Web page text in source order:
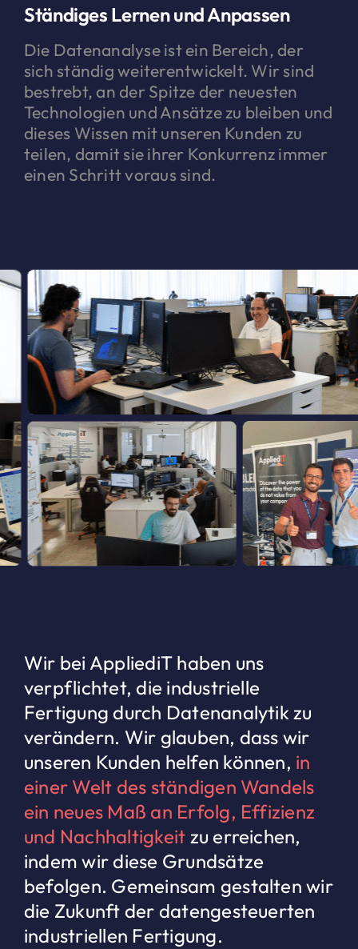
Ständiges Lernen und Anpassen
Die Datenanalyse ist ein Bereich, der
sich ständig weiterentwickelt. Wir sind
bestrebt, an der Spitze der neuesten
Technologien und Ansätze zu bleiben und
dieses Wissen mit unseren Kunden zu
teilen, damit sie ihrer Konkurrenz immer
einen Schritt voraus sind.
Wir bei AppliediT haben uns
verpflichtet, die industrielle
Fertigung durch Datenanalytik zu
verändern. Wir glauben, dass wir
unseren Kunden helfen können, in
einer Welt des ständigen Wandels
ein neues Maß an Erfolg, Effizienz
und Nachhaltigkeit zu erreichen,
indem wir diese Grundsätze
befolgen. Gemeinsam gestalten wir
die Zukunft der datengesteuerten
industriellen Fertigung.